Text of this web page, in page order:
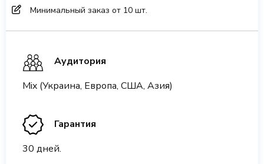
Минимальный заказ от 10 шт.
Аудитория
Mix (Украина, Европа, США, Азия)
Гарантия
30 дней.